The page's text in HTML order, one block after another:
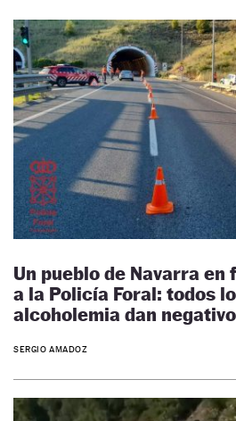
Un pueblo de Navarra
a la Policía Foral: todos
alcoholemia dan negativo
SERGIO AMADOZ